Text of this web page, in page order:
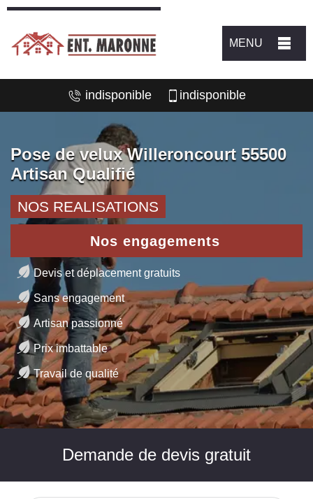
MENU
indisponible indisponible
Pose de velux Willeroncourt 55500
Artisan Qualifié
NOS REALISATIONS
Nos engagements
Devis et déplacement gratuits
Sans engagement
Artisan passionné
Prix imbattable
Travail de qualité
Demande de devis gratuit